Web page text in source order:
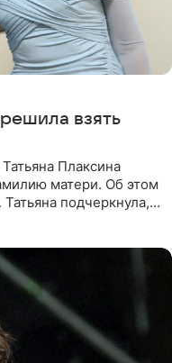
взять
Плаксина
матери. Об этом
подчеркнула,